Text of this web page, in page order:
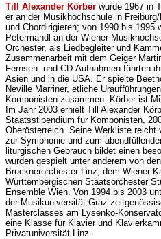
Till Alexander Körber wurde 1967 in
er an der Musikhochschule in
und Chordirigieren; von 1990 bis 1995
Petermandl an der Wiener
Orchester, als Liedbegleiter und
Zusammenarbeit mit dem Geiger
Fernseh- und CD-Aufnahmen führten
Asien und in die USA. Er spielte
Neville Marriner, etliche
Komponisten zusammen. Körber ist
Im Jahr 2003 erhielt Till Alexander
Staatsstipendium für Komponisten,
Oberösterreich. Seine Werkliste reicht
zur Symphonie und zum
liturgischen Gebrauch bildet einen
wurden gespielt unter anderem von
Brucknerorchester Linz, dem Wiener
Württembergischen Staatsorchester
Ensemble Wien. Von 1994 bis 2003
der Musikuniversität Graz
Masterclasses am Lysenko-
eine Klasse für Klavier und
Privatuniversität Linz.